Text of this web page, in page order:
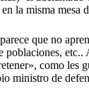
la misma mesa
que no
poblaciones,
como les
ministro de